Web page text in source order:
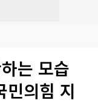
는 모습
의힘 지